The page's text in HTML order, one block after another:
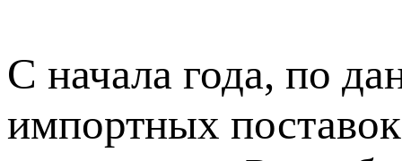
С начала года, по
импортных